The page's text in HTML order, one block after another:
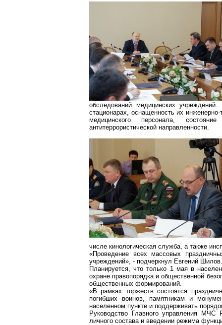
обследований медицинских
стационарах, оснащенность их
медицинского персонала,
антитеррористической направленности.
числе кинологическая служба, а также
«Проведение всех массовых
учреждений», - подчеркнул Евгений Шилов.
Планируется, что только 1 мая в
охране правопорядка и общественной
общественных формирований.
«В рамках торжеств состоятся
погибших воинов, памятникам и
населенном пункте и поддерживать
Руководство Главного управления МЧС
личного состава и введении режима